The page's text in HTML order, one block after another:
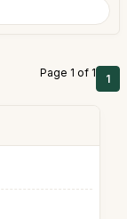
Page 1 of 1 1